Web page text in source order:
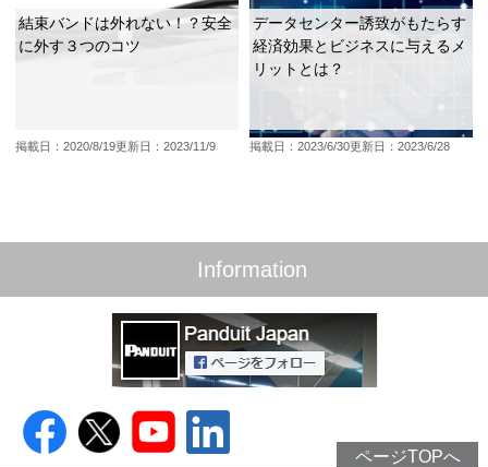
結束バンドは外れない！？安全
に外す３つのコツ
掲載日：2020/8/19更新日：2023/11/9
データセンター誘致がもたらす
経済効果とビジネスに与えるメ
リットとは？
掲載日：2023/6/30更新日：2023/6/28
Information
ページTOPへ